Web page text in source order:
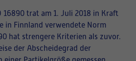
16890 trat am 1. Juli 2018 in Kraft
in Finnland verwendete Norm
hat strengere Kriterien als zuvor.
der Abscheidegrad der